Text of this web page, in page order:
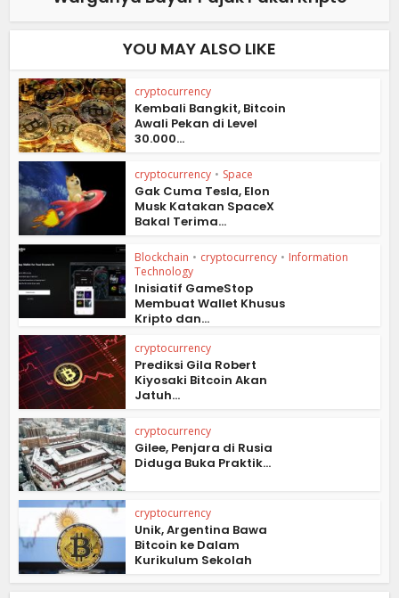
YOU MAY ALSO LIKE
cryptocurrency
Kembali Bangkit, Bitcoin
Awali Pekan di Level
30.000...
cryptocurrency • Space
Gak Cuma Tesla, Elon
Musk Katakan SpaceX
Bakal Terima...
Blockchain • cryptocurrency • Information
Technology
Inisiatif GameStop
Membuat Wallet Khusus
Kripto dan...
cryptocurrency
Prediksi Gila Robert
Kiyosaki Bitcoin Akan
Jatuh...
cryptocurrency
Gilee, Penjara di Rusia
Diduga Buka Praktik...
cryptocurrency
Unik, Argentina Bawa
Bitcoin ke Dalam
Kurikulum Sekolah